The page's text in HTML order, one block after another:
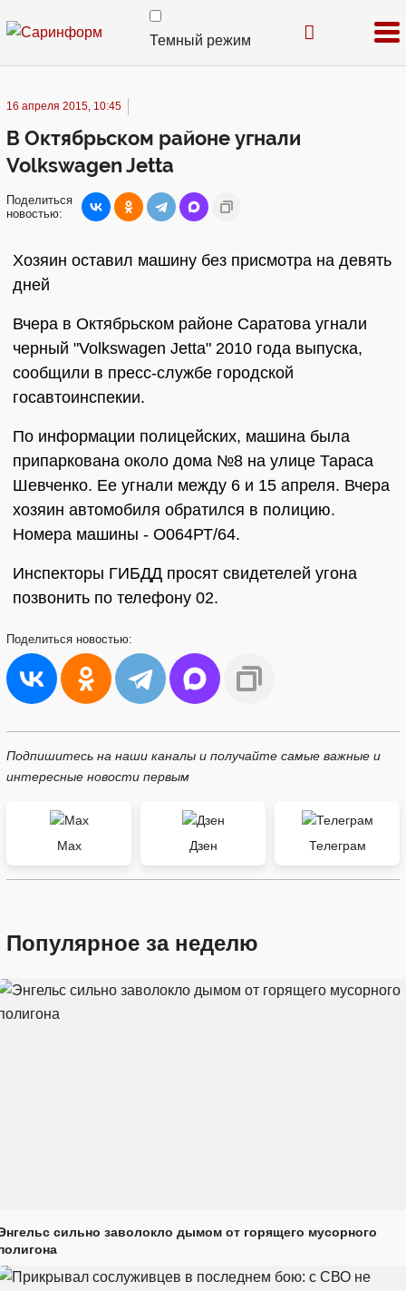
Темный режим
16 апреля 2015, 10:45
В Октябрьском районе угнали
Volkswagen Jetta
Поделиться
новостью:
Хозяин оставил машину без присмотра на девять
дней
Вчера в Октябрьском районе Саратова угнали
черный "Volkswagen Jetta" 2010 года выпуска,
сообщили в пресс-службе городской
госавтоинспекии.
По информации полицейских, машина была
припаркована около дома №8 на улице Тараса
Шевченко. Ее угнали между 6 и 15 апреля. Вчера
хозяин автомобиля обратился в полицию.
Номера машины - О064РТ/64.
Инспекторы ГИБДД просят свидетелей угона
позвонить по телефону 02.
Поделиться новостью:
Подпишитесь на наши каналы и получайте самые важные и
интересные новости первым
Max Дзен Телеграм
Популярное за неделю
сильно заволокло дымом от горящего мусорного